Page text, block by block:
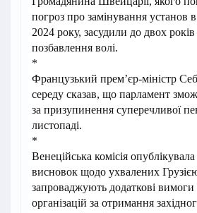
погроз про замінування установ
2024 року, засудили до двох
позбавлення волі.
*
Французький премʼєр-міністр
середу сказав, що парламент
за призупинення суперечливої
листопаді.
*
Венеційська комісія
висновок щодо ухвалених
запроваджують додаткові
організацій за отримання